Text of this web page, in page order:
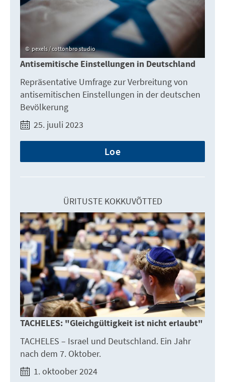
pexels / cottonbro studio
Antisemitische Einstellungen in Deutschland
Repräsentative Umfrage zur Verbreitung von
antisemitischen Einstellungen in der deutschen
Bevölkerung
25. juuli 2023
Loe
ÜRITUSTE KOKKUVÕTTED
TACHELES: "Gleichgültigkeit ist nicht erlaubt"
TACHELES – Israel und Deutschland. Ein Jahr
nach dem 7. Oktober.
1. oktoober 2024